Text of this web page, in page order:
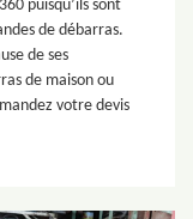
puisqu’ils sont
de débarras.
de ses
de maison ou
votre devis